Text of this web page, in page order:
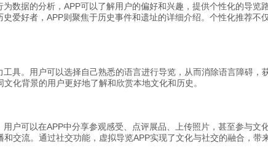
数据的分析，APP可以了解用户的偏好和兴趣，提供个性化的导览
爱好者，APP则聚焦于历史事件和遗址的详细介绍。个性化推荐不
具。用户可以选择自己熟悉的语言进行导览，从而消除语言障碍，
化背景的用户更好地了解和欣赏本地文化和历史。
户可以在APP中分享参观感受、点评展品、上传照片，甚至参与文
交流。通过社交功能，虚拟导览APP实现了文化与社交的融合，带